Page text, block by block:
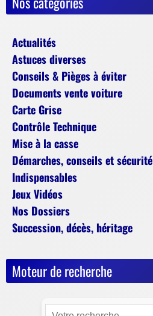
Actualités
Astuces diverses
Conseils & Pièges à éviter
Documents vente voiture
Carte Grise
Contrôle Technique
Mise à la casse
Démarches, conseils et sécurité
Indispensables
Jeux Vidéos
Nos Dossiers
Succession, décès, héritage
Moteur de recherche